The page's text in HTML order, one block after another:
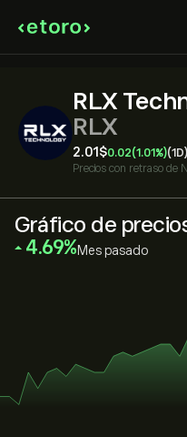
RLX
RLX
2.01‎$‎0.02(1.01%)(1D)
Precios con retraso de
Gráfico de
‎4.69‎ Mes pasado